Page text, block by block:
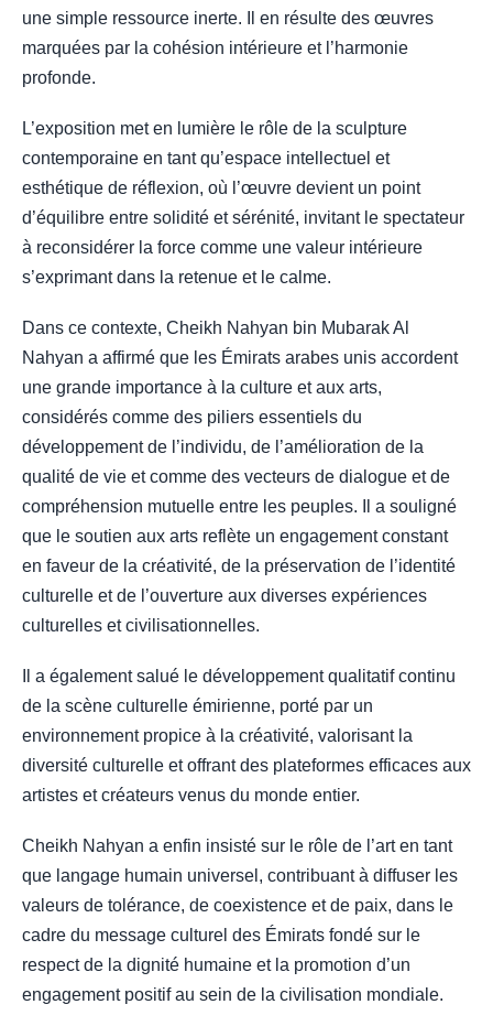
une simple ressource inerte. Il en résulte des œuvres
marquées par la cohésion intérieure et l’harmonie
profonde.
L’exposition met en lumière le rôle de la sculpture
contemporaine en tant qu’espace intellectuel et
esthétique de réflexion, où l’œuvre devient un point
d’équilibre entre solidité et sérénité, invitant le spectateur
à reconsidérer la force comme une valeur intérieure
s’exprimant dans la retenue et le calme.
Dans ce contexte, Cheikh Nahyan bin Mubarak Al
Nahyan a affirmé que les Émirats arabes unis accordent
une grande importance à la culture et aux arts,
considérés comme des piliers essentiels du
développement de l’individu, de l’amélioration de la
qualité de vie et comme des vecteurs de dialogue et de
compréhension mutuelle entre les peuples. Il a souligné
que le soutien aux arts reflète un engagement constant
en faveur de la créativité, de la préservation de l’identité
culturelle et de l’ouverture aux diverses expériences
culturelles et civilisationnelles.
Il a également salué le développement qualitatif continu
de la scène culturelle émirienne, porté par un
environnement propice à la créativité, valorisant la
diversité culturelle et offrant des plateformes efficaces aux
artistes et créateurs venus du monde entier.
Cheikh Nahyan a enfin insisté sur le rôle de l’art en tant
que langage humain universel, contribuant à diffuser les
valeurs de tolérance, de coexistence et de paix, dans le
cadre du message culturel des Émirats fondé sur le
respect de la dignité humaine et la promotion d’un
engagement positif au sein de la civilisation mondiale.